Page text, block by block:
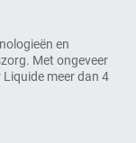
en
Met ongeveer
meer dan 4